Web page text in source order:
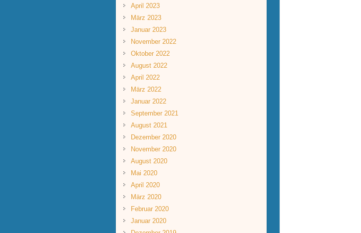
April 2023
März 2023
Januar 2023
November 2022
Oktober 2022
August 2022
April 2022
März 2022
Januar 2022
September 2021
August 2021
Dezember 2020
November 2020
August 2020
Mai 2020
April 2020
März 2020
Februar 2020
Januar 2020